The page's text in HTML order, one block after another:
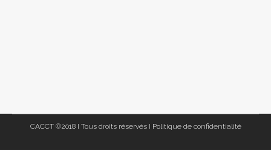
CACCT ©2018 I Tous droits réservés I Politique de confidentialité